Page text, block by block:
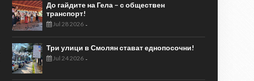
До гайдите на Гела – с обществен
транспорт!
Jul 28 2026-
Три улици в Смолян стават еднопосочни!
Jul 24 2026-